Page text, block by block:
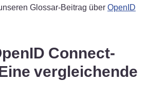
Glossar-Beitrag überOpenID
Connect-
vergleichende